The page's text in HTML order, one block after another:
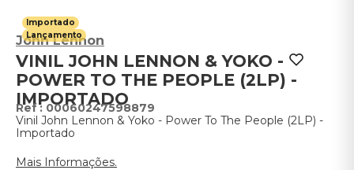
Importado
Lançamento
John Lennon
VINIL JOHN LENNON & YOKO -
POWER TO THE PEOPLE (2LP) -
IMPORTADO
: 00060247598879
Vinil John Lennon & Yoko - Power To The People (2LP) -
Importado
Mais Informações.